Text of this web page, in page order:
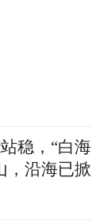
稳，“白海
，沿海已掀